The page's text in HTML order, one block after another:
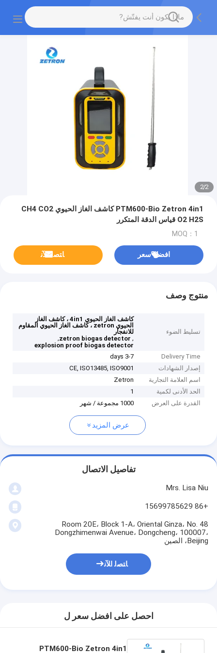
2
/
2
PTM600-Bio Zetron 4in1 كاشف الغاز الحيوي CH4 CO2
O2 H2S قياس الدقة المتكرر
MOQ：1
افضل سعر ﺎﺘﺼﻟ ﺍﻶﻧ
منتوج وصف
تسليط الضوء
كاشف الغاز الحيوي 4in1 ، كاشف الغاز
الحيوي zetron ، كاشف الغاز الحيوي المقاوم
للانفجار
,
zetron biogas detector
,
explosion proof biogas detector
Delivery Time
3-7 days
إصدار الشهادات
CE, ISO13485, ISO9001
اسم العلامة التجارية
Zetron
الحد الأدنى لكمية
1
القدرة على العرض
1000 مجموعة / شهر
عرض المزيد
تفاصيل الاتصال
Mrs. Lisa Niu
+86 15699785629
Room 20E، Block 1-A، Oriental Ginza، No. 48
Dongzhimenwai Avenue، Dongcheng، 100007،
Beijing، الصين
ﺎﺘﺼﻟ ﺍﻶﻧ
احصل على افضل سعر ل
PTM600-Bio Zetron 4in1